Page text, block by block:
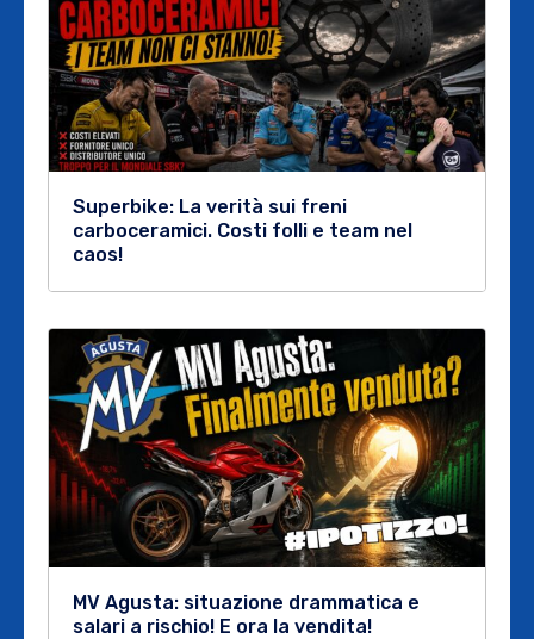
Superbike: La verità sui freni
carboceramici. Costi folli e team nel
caos!
MV Agusta: situazione drammatica e
salari a rischio! E ora la vendita!